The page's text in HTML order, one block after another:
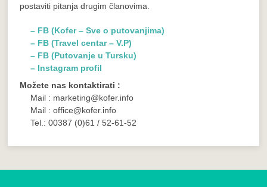
postaviti pitanja drugim članovima.
– FB (Kofer – Sve o putovanjima)
– FB (Travel centar – V.P)
– FB (Putovanje u Tursku)
– Instagram profil
Možete nas kontaktirati :
Mail : marketing@kofer.info
Mail : office@kofer.info
Tel.: 00387 (0)61 / 52-61-52